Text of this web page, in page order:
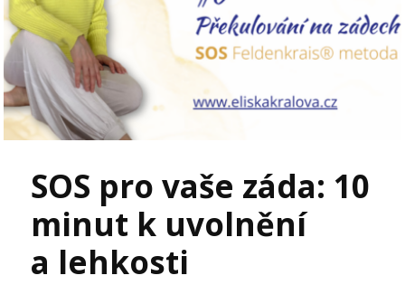
SOS pro vaše záda: 10
minut k uvolnění
a lehkosti